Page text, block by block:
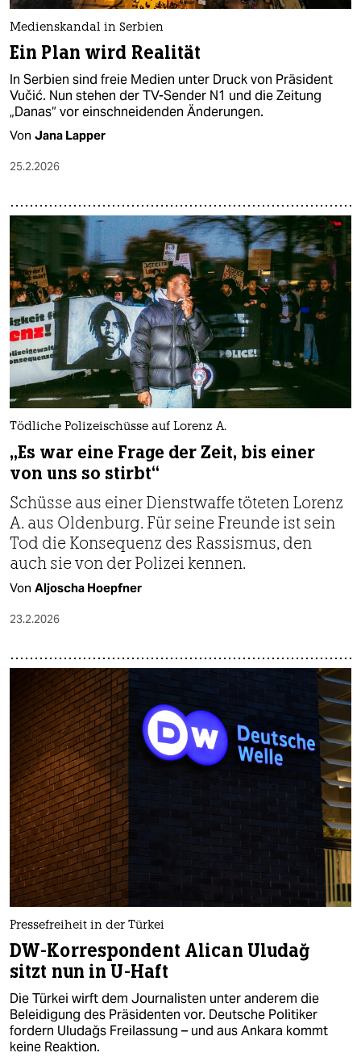
Medienskandal in Serbien
Ein Plan wird Realität
In Serbien sind freie Medien unter Druck von Präsident
Vučić. Nun stehen der TV-Sender N1 und die Zeitung
„Danas“ vor einschneidenden Änderungen.
Von Jana Lapper
25.2.2026
Tödliche Polizeischüsse auf Lorenz A.
„Es war eine Frage der Zeit, bis einer
von uns so stirbt“
Schüsse aus einer Dienstwaffe töteten Lorenz
A. aus Oldenburg. Für seine Freunde ist sein
Tod die Konsequenz des Rassismus, den
auch sie von der Polizei kennen.
Von Aljoscha Hoepfner
23.2.2026
Pressefreiheit in der Türkei
DW-Korrespondent Alican Uludağ
sitzt nun in U-Haft
Die Türkei wirft dem Journalisten unter anderem die
Beleidigung des Präsidenten vor. Deutsche Politiker
fordern Uludağs Freilassung – und aus Ankara kommt
keine Reaktion.